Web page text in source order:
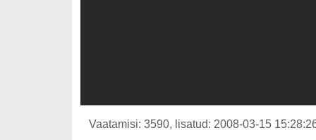
Vaatamisi: 3590, lisatud: 2008-03-15